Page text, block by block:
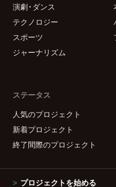
演劇・ダンス
テクノロジー
スポーツ
ジャーナリズム
ステータス
人気のプロジェクト
新着プロジェクト
終了間際のプロジェクト
プロジェクトを始める